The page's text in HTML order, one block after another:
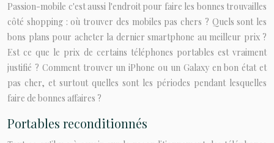
Passion-mobile c'est aussi l'endroit pour faire les bonnes trouvailles
côté shopping : où trouver des mobiles pas chers ? Quels sont les
bons plans pour acheter la dernier smartphone au meilleur prix ?
Est ce que le prix de certains téléphones portables est vraiment
justifié ? Comment trouver un iPhone ou un Galaxy en bon état et
pas cher, et surtout quelles sont les périodes pendant lesquelles
faire de bonnes affaires ?
Portables reconditionnés